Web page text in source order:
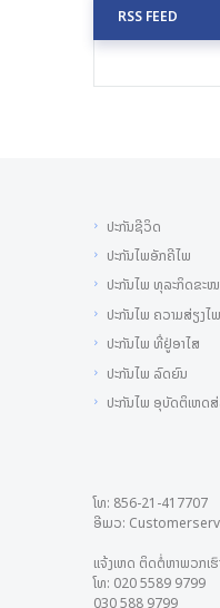
RSS FEED
ປະກັນຊີວິດ
ປະກັນໄພອັກຄີໄພ
ປະກັນໄພ ທຸລະກິດຂະ
ປະກັນໄພ ຄວາມສ່ຽງ
ປະກັນໄພ ທີ່ຢູ່ອາໄສ
ປະກັນໄພ ລົດຍົນ
ປະກັນໄພ ອຸບັດຕິເຫດ
ໂທ: 856-21-417707
ອີເມວ:
ແຈ້ງເຫດ ຕິດຕໍ່ຫາພວກເ
ໂທ: 020 5589 9799